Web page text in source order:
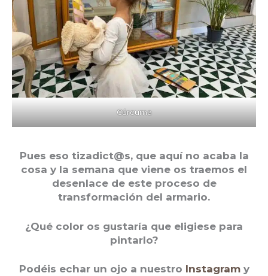
Cúrcuma
Pues eso tizadict@s, que aquí no acaba la
cosa y la semana que viene os traemos el
desenlace de este proceso de
transformación del armario.
¿Qué color os gustaría que eligiese para
pintarlo?
Podéis echar un ojo a nuestro Instagramy